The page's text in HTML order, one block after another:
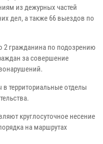
из дежурных частей
дел, а также 66 выездов по
2 гражданина по подозрению
за совершение
территориальные отделы
круглосуточное несение
на маршрутах